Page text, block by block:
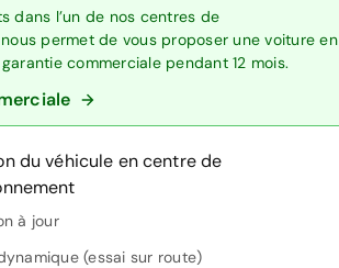
dans l’un de nos centres de
permet de vous proposer une voiture en
commerciale pendant 12 mois.
du véhicule en centre de
à jour
(essai sur route)